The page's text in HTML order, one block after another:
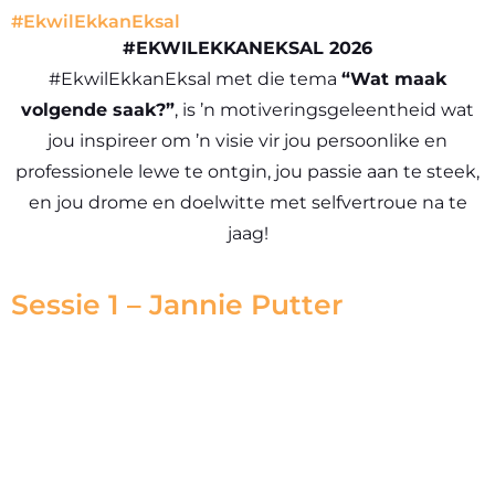
#EkwilEkkanEksal
#EKWILEKKANEKSAL 2026
#EkwilEkkanEksal met die tema “Wat maak
volgende saak?”, is ’n motiveringsgeleentheid wat
jou inspireer om ’n visie vir jou persoonlike en
professionele lewe te ontgin, jou passie aan te steek,
en jou drome en doelwitte met selfvertroue na te
jaag!
Sessie 1 – Jannie Putter